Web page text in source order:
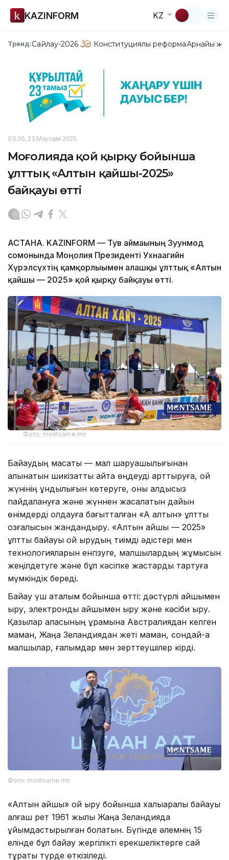
KAZINFORM KZ
Тренд:Сайлау-2026 Конституциялық реформаАрнайы
03:36, 23 Маусым 2025
Моңғолияда қой қырқу бойынша
ұлттық «Алтын қайшы-2025»
байқауы өтті
АСТАНА. KAZINFORM — Тув аймағының Зуунмод
сомонында Моңғолия Президенті Ухнаагийн
Хүрэлсүхтің қамқорлығымен алғашқы ұлттық «Алтын
қайшы — 2025» қой қырқу байқауы өтті.
Фото: montsame.mn
Байқаудың мақсаты — мал шаруашылығынан
алынатын шикізатты қайта өңдеуді арттыруға, қой
жүнінің құндылығын көтеруге, оны қалдықсыз
пайдалануға және жүннен жасалатын дайын
өнімдерді қолдауға бағытталған «Ақ алтын» ұлттық
қозғалысын жандандыру. «Алтын қайшы — 2025»
ұлттық байқауы қой қырқудың тиімді әдістері мен
технологияларын енгізуге, малшылардың жұмысын
жеңілдетуге және бұл кәсіпке жастарды тартуға
мүмкіндік береді.
Байқау үш аталым бойынша өтті: дәстүрлі қайшымен
қырқу, электронды қайшымен қырқу және кәсіби қырқу.
Қазылар алқасының құрамына Австралиядан келген
маман, Жаңа Зеландиядан жеті маман, сондай-ақ
малшылар, ғалымдар мен зерттеушілер кірді.
Фото: montsame.mn
«Алтын қайшы» қой қырқу бойынша халықаралық байқауы
алғаш рет 1961 жылы Жаңа Зеландияда
ұйымдастырылған болатын. Бүгінде әлемнің 15
елінде бұл байқау жергілікті ерекшеліктерге сай
тұрақты түрде өткізіледі.